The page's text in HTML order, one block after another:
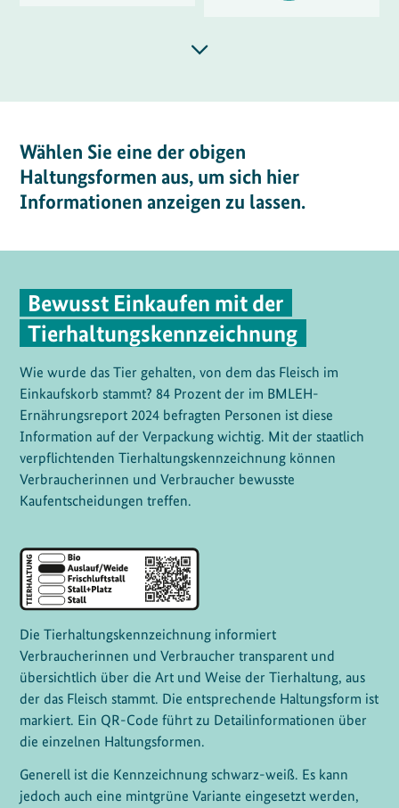
Wählen Sie eine der obigen
Haltungsformen aus, um sich hier
Informationen anzeigen zu lassen.
Bewusst Einkaufen mit der
Tierhaltungskennzeichnung
Wie wurde das Tier gehalten, von dem das Fleisch im
Einkaufskorb stammt? 84 Prozent der im BMLEH-
Ernährungsreport 2024 befragten Personen ist diese
Information auf der Verpackung wichtig. Mit der staatlich
verpflichtenden Tierhaltungskennzeichnung können
Verbraucherinnen und Verbraucher bewusste
Kaufentscheidungen treffen.
Die Tierhaltungskennzeichnung informiert
Verbraucherinnen und Verbraucher transparent und
übersichtlich über die Art und Weise der Tierhaltung, aus
der das Fleisch stammt. Die entsprechende Haltungsform ist
markiert. Ein QR-Code führt zu Detailinformationen über
die einzelnen Haltungsformen.
Generell ist die Kennzeichnung schwarz-weiß. Es kann
jedoch auch eine mintgrüne Variante eingesetzt werden,